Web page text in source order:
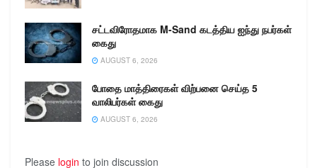
சட்டவிரோதமாக M-Sand கடத்திய ஐந்து நபர்கள்
கைது
AUGUST 6, 2026
போதை மாத்திரைகள் விற்பனை செய்த 5
வாலிபர்கள் கைது
AUGUST 6, 2026
Please login to join discussion